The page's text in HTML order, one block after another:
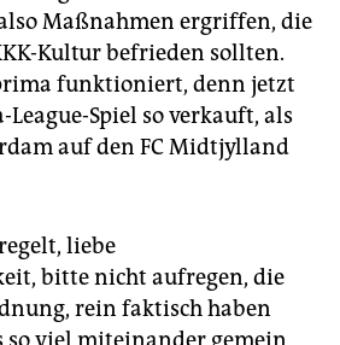
Maßnahmen ergriffen, die
Kultur befrieden sollten.
funktioniert, denn jetzt
Spiel so verkauft, als
auf den FC Midtjylland
liebe
bitte nicht auf­regen, die
rein faktisch haben
so viel miteinander gemein